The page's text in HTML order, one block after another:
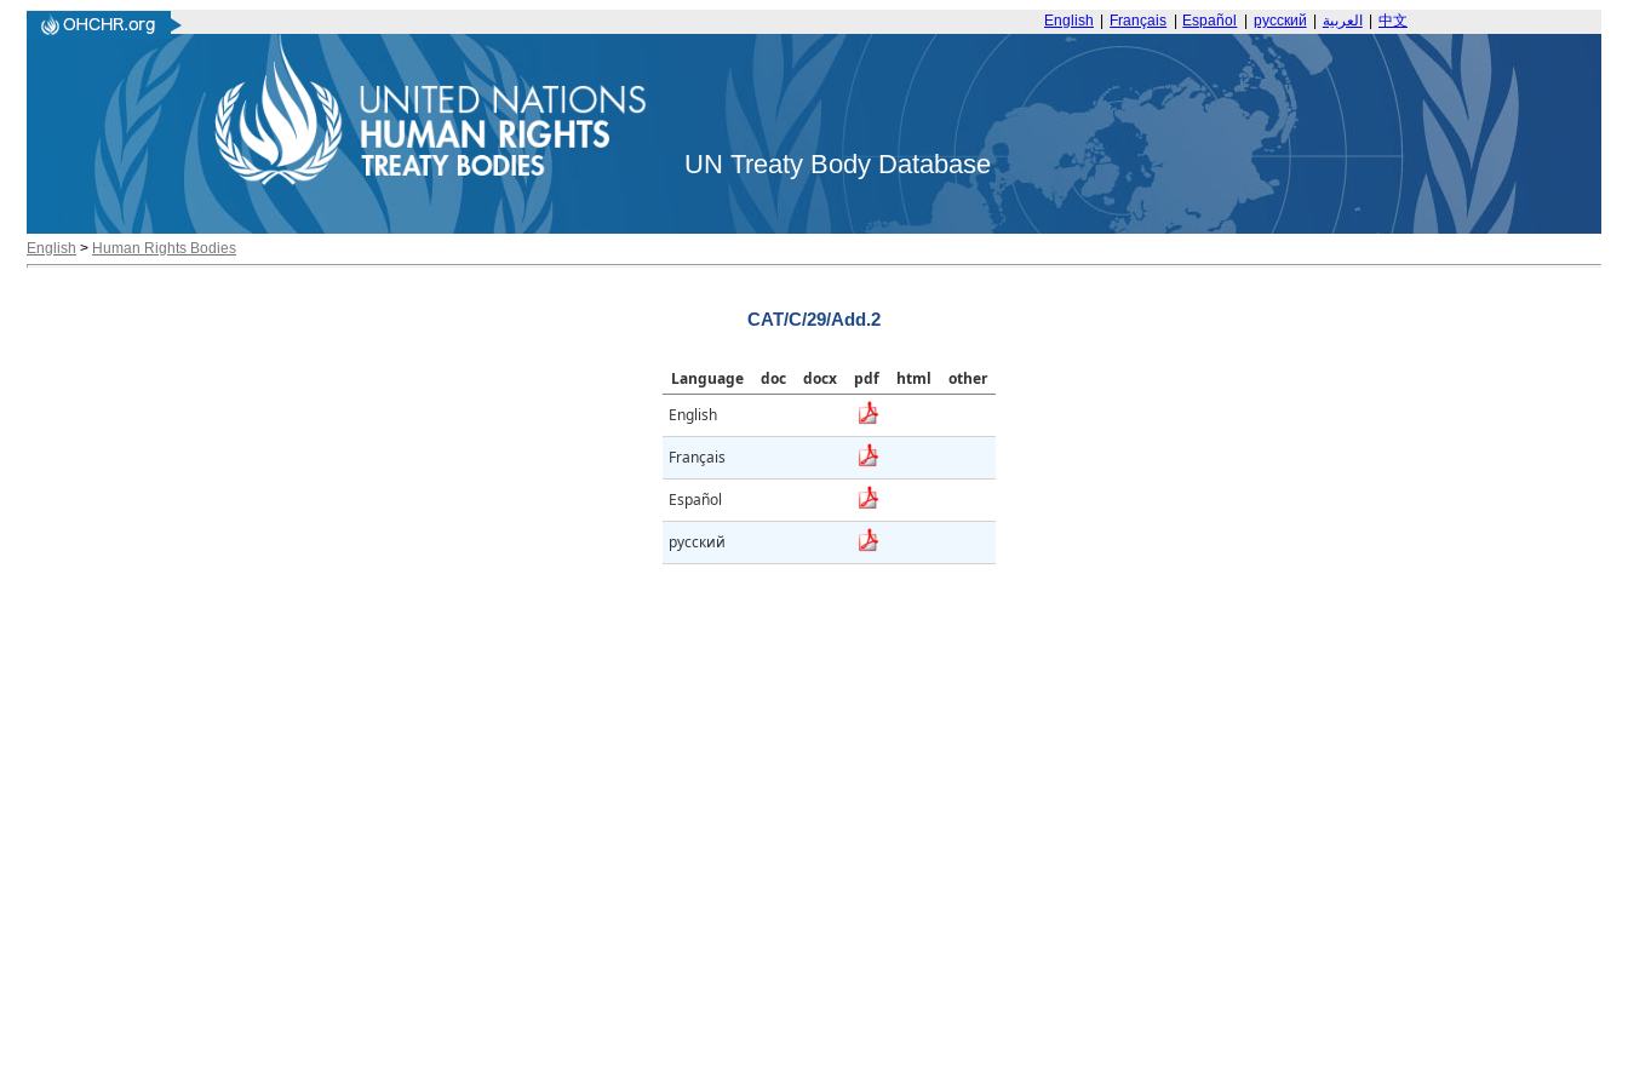
English Français Español русский العربية 中文
UN Treaty Body Database
English > Human Rights Bodies
CAT/C/29/Add.2
Language doc docx pdf html
other
English
Français
Español
русский